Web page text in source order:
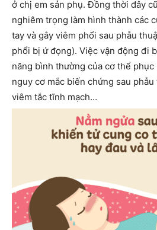
ở chị em sản phụ. Đồng thời đây
nghiêm trọng làm hình thành các
tay và gây viêm phổi sau phẫu
phổi bị ứ đọng). Việc vận động đi
năng bình thường của cơ thể
nguy cơ mắc biến chứng sau
viêm tắc tĩnh mạch…